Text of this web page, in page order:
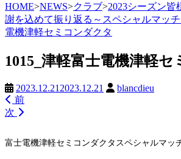
HOME>NEWS>クラブ>2023シーズン皆
謝を込めて振り返る～スペシャルマッチ
電機津軽セミコンダクタ
1015_津軽富士電機津軽セ
2023.12.21 2023.12.21
blancdieu
前
次
富士電機津軽セミコンダクタスペシャルマッ